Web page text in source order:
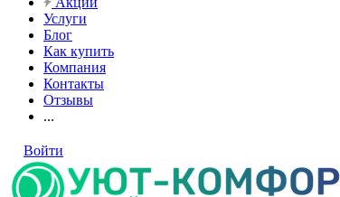
Услуги
Блог
Как купить
Компания
Контакты
Отзывы
...
Войти